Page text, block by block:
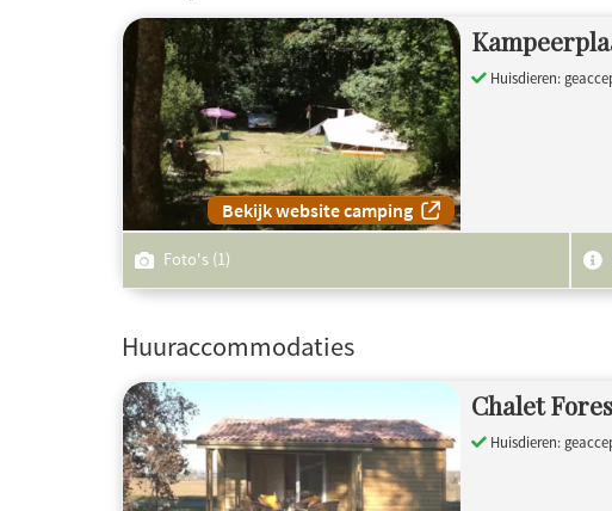
Bekijk website camping
Huisdieren:
Foto's (1)
Huuraccommodaties
Chalet
Huisdieren: